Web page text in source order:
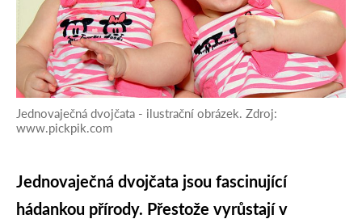
Jednovaječná dvojčata - ilustrační obrázek. Zdroj:
www.pickpik.com
Jednovaječná dvojčata jsou fascinující
hádankou přírody. Přestože vyrůstají v